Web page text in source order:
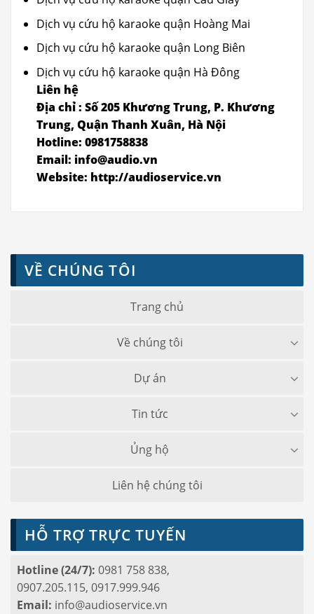
Dịch vụ cứu hộ karaoke quận Hoàng Mai
Dịch vụ cứu hộ karaoke quận Long Biên
Dịch vụ cứu hộ karaoke quận Hà Đông
Liên hệ
Địa chỉ : Số 205 Khương Trung, P. Khương
Trung, Quận Thanh Xuân, Hà Nội
Hotline: 0981758838
Email: info@audio.vn
Website: http://audioservice.vn
VỀ CHÚNG TÔI
Trang chủ
Về chúng tôi
Dự án
Tin tức
Ủng hộ
Liên hệ chúng tôi
HỖ TRỢ TRỰC TUYẾN
Hotline (24/7): 0981 758 838,
0907.205.115, 0917.999.946
Email: info@audioservice.vn